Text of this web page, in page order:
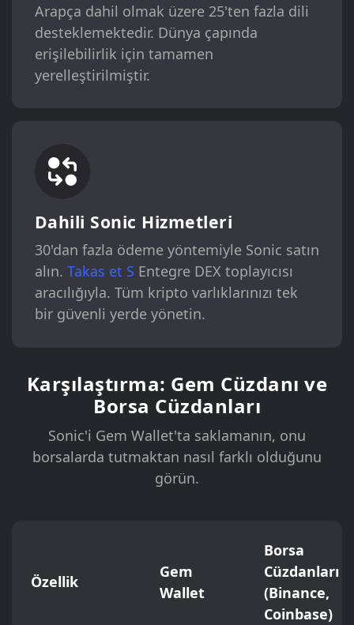
Arapça dahil olmak üzere 25'ten fazla dili
desteklemektedir. Dünya çapında
erişilebilirlik için tamamen
yerelleştirilmiştir.
Dahili Sonic Hizmetleri
30'dan fazla ödeme yöntemiyle Sonic satın
alın. Takas et S Entegre DEX toplayıcısı
aracılığıyla. Tüm kripto varlıklarınızı tek
bir güvenli yerde yönetin.
Karşılaştırma: Gem Cüzdanı ve
Borsa Cüzdanları
Sonic'i Gem Wallet'ta saklamanın, onu
borsalarda tutmaktan nasıl farklı olduğunu
görün.
Özellik
Gem
Wallet
Borsa
Cüzdanları
(Binance,
Coinbase)